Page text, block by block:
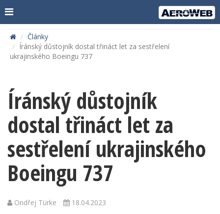
Články
Íránský důstojník dostal třináct let za sestřelení
ukrajinského Boeingu 737
Íránský důstojník
dostal třináct let za
sestřelení ukrajinského
Boeingu 737
Ondřej Türke 18.04.2023